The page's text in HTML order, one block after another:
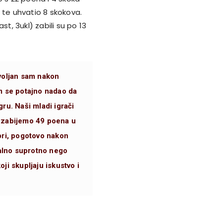
uhvatio 8 skokova.
3ukl) zabili su po 13
sam nakon
se potajno nadao da
Naši mladi igrači
49 poena u
pogotovo nakon
suprotno nego
skupljaju iskustvo i